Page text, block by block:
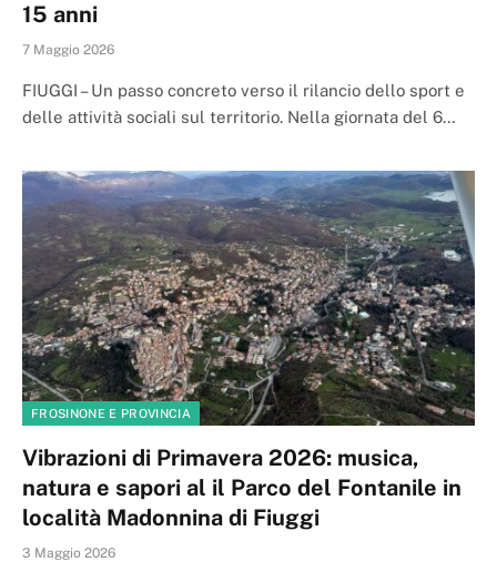
15 anni
7 Maggio 2026
FIUGGI – Un passo concreto verso il rilancio dello sport e
delle attività sociali sul territorio. Nella giornata del 6…
FROSINONE E PROVINCIA
Vibrazioni di Primavera 2026: musica,
natura e sapori al il Parco del Fontanile in
località Madonnina di Fiuggi
3 Maggio 2026